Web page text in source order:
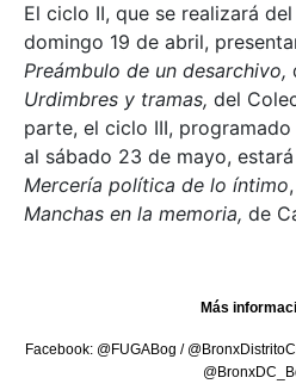
El ciclo II, que se realizará
domingo 19 de abril,
Preámbulo de un desarchivo,
Urdimbres y tramas, del
parte, el ciclo III,
al sábado 23 de mayo,
Mercería política de lo íntimo
Manchas en la memoria, de
Más
Facebook: @FUGABog /